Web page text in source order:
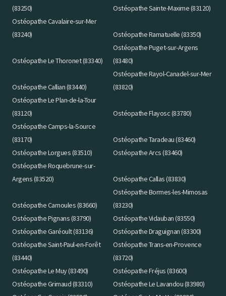
(83250)
Ostéopathe Sainte-Maxime (83120)
Ostéopathe Cavalaire-sur-Mer
(83240)
Ostéopathe Ramatuelle (83350)
Ostéopathe Le Thoronet (83340)
Ostéopathe Puget-sur-Argens
(83480)
Ostéopathe Callian (83440)
Ostéopathe Rayol-Canadel-sur-Mer
(83820)
Ostéopathe Le Plan-de-la-Tour
(83120)
Ostéopathe Flayosc (83780)
Ostéopathe Camps-la-Source
(83170)
Ostéopathe Taradeau (83460)
Ostéopathe Lorgues (83510)
Ostéopathe Arcs (83460)
Ostéopathe Roquebrune-sur-
Argens (83520)
Ostéopathe Callas (83830)
Ostéopathe Carnoules (83660)
Ostéopathe Bormes-les-Mimosas
(83230)
Ostéopathe Pignans (83790)
Ostéopathe Vidauban (83550)
Ostéopathe Garéoult (83136)
Ostéopathe Draguignan (83300)
Ostéopathe Saint-Paul-en-Forêt
(83440)
Ostéopathe Trans-en-Provence
(83720)
Ostéopathe Le Muy (83490)
Ostéopathe Fréjus (83600)
Ostéopathe Grimaud (83310)
Ostéopathe Le Lavandou (83980)